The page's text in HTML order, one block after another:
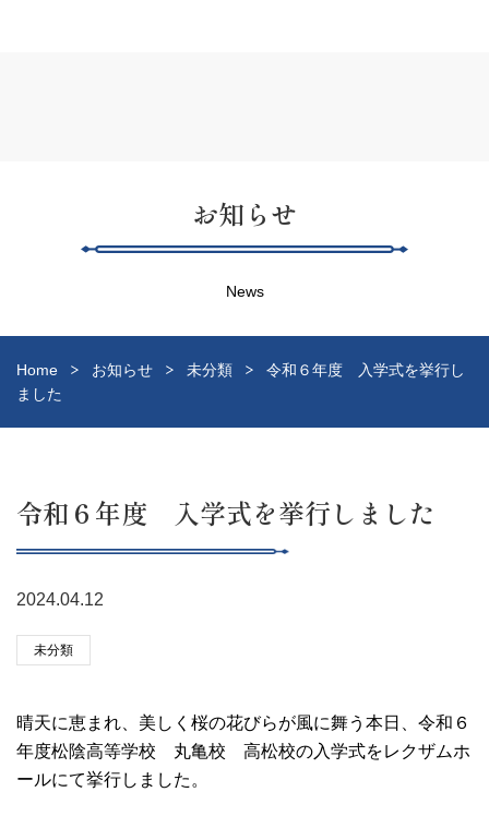
お知らせ
News
Home お知らせ 未分類
令和６年度 入学式を挙行し
ました
令和６年度 入学式を挙行しました
2024.04.12
未分類
晴天に恵まれ、美しく桜の花びらが風に舞う本日、令和６
年度松陰高等学校 丸亀校 高松校の入学式をレクザムホ
ールにて挙行しました。